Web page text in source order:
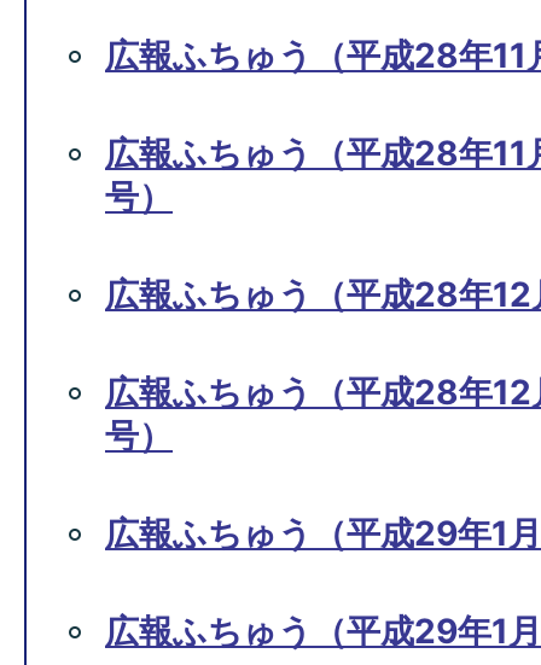
広報ふちゅう（平成28年11
広報ふちゅう（平成28年
号）
広報ふちゅう（平成28年
広報ふちゅう（平成28年
号）
広報ふちゅう（平成29年1
広報ふちゅう（平成29年1